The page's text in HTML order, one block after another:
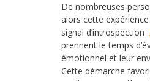
De nombreuses
alors cette
signal d’introspection
prennent le temps
émotionnel et leur
Cette démarche